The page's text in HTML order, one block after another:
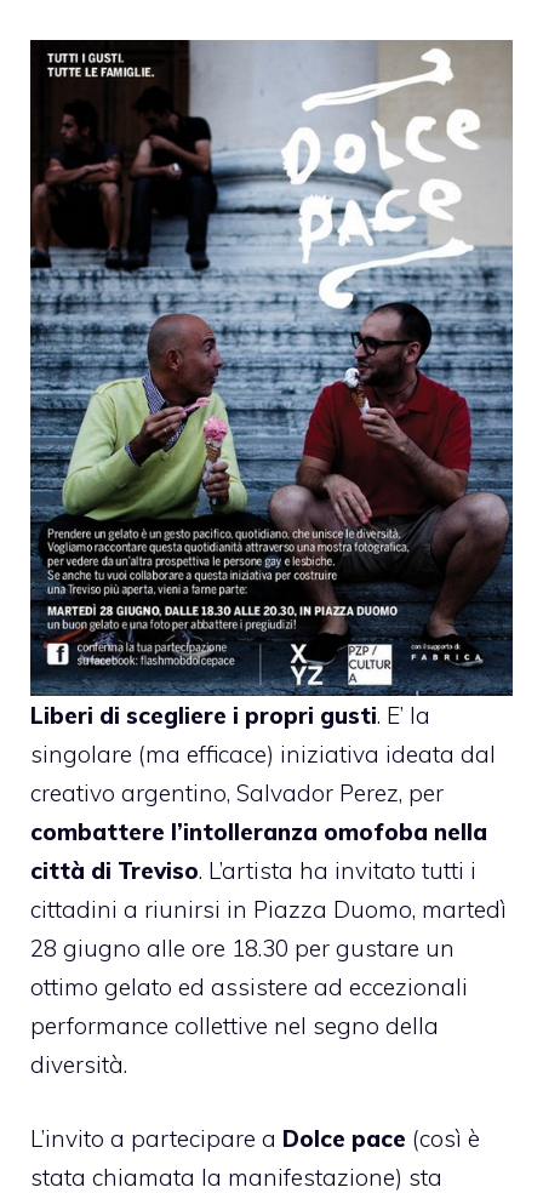
Liberi di scegliere i propri gusti. E’ la
singolare (ma efficace) iniziativa ideata dal
creativo argentino, Salvador Perez, per
combattere l’intolleranza omofoba nella
città di Treviso. L’artista ha invitato tutti i
cittadini a riunirsi in Piazza Duomo, martedì
28 giugno alle ore 18.30 per gustare un
ottimo gelato ed assistere ad eccezionali
performance collettive nel segno della
diversità.
L’invito a partecipare a Dolce pace (così è
stata chiamata la manifestazione) sta